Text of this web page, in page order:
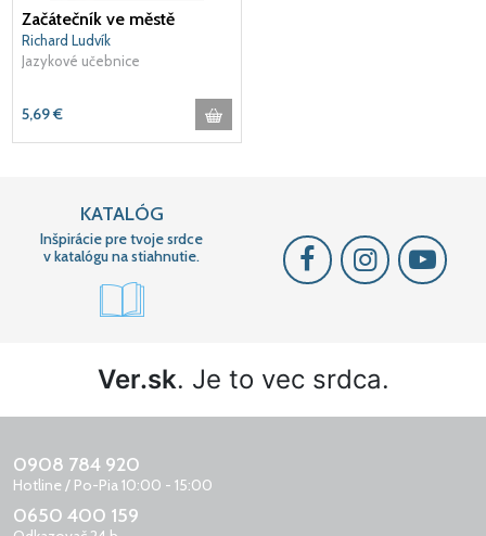
Začátečník ve městě
Richard Ludvík
Jazykové učebnice
5,69€
KATALÓG
Inšpirácie pre tvoje srdce
v katalógu na stiahnutie.
Ver.sk. Je to vec srdca.
0908 784 920
Hotline / Po-Pia 10:00 - 15:00
0650 400 159